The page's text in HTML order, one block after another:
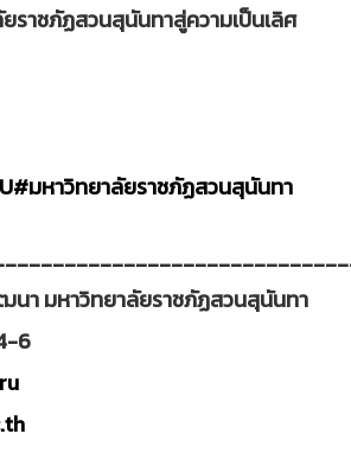
ราชภัฏสวนสุนันทาสู่ความเป็นเลิศ
#มหาวิทยาลัยราชภัฏสวนสุนันทา
นา มหาวิทยาลัยราชภัฏสวนสุนันทา
6